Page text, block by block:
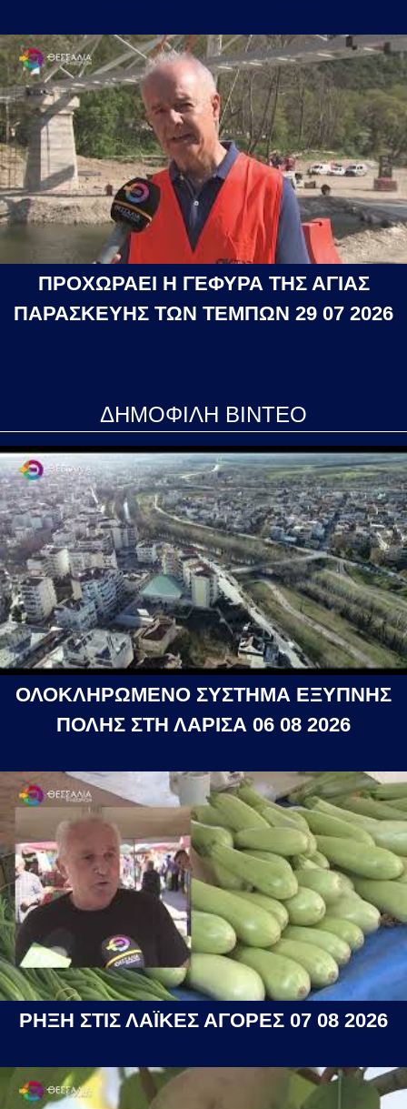
ΠΡΟΧΩΡΑΕΙ Η ΓΕΦΥΡΑ ΤΗΣ ΑΓΙΑΣ
ΠΑΡΑΣΚΕΥΗΣ ΤΩΝ ΤΕΜΠΩΝ 29 07 2026
ΔΗΜΟΦΙΛΗ ΒΙΝΤΕΟ
ΟΛΟΚΛΗΡΩΜΕΝΟ ΣΥΣΤΗΜΑ ΕΞΥΠΝΗΣ
ΠΟΛΗΣ ΣΤΗ ΛΑΡΙΣΑ 06 08 2026
ΡΗΞΗ ΣΤΙΣ ΛΑΪΚΕΣ ΑΓΟΡΕΣ 07 08 2026